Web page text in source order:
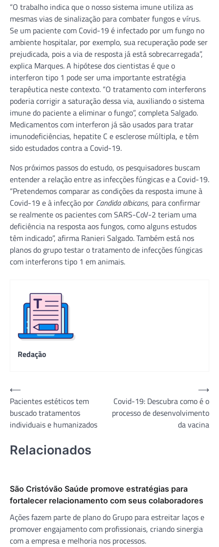
“O trabalho indica que o nosso sistema imune utiliza as
mesmas vias de sinalização para combater fungos e vírus.
Se um paciente com Covid-19 é infectado por um fungo no
ambiente hospitalar, por exemplo, sua recuperação pode ser
prejudicada, pois a via de resposta já está sobrecarregada”,
explica Marques. A hipótese dos cientistas é que o
interferon tipo 1 pode ser uma importante estratégia
terapêutica neste contexto. “O tratamento com interferons
poderia corrigir a saturação dessa via, auxiliando o sistema
imune do paciente a eliminar o fungo”, completa Salgado.
Medicamentos com interferon já são usados para tratar
imunodeficiências, hepatite C e esclerose múltipla, e têm
sido estudados contra a Covid-19.
Nos próximos passos do estudo, os pesquisadores buscam
entender a relação entre as infecções fúngicas e a Covid-19.
“Pretendemos comparar as condições da resposta imune à
Covid-19 e à infecção por Candida albicans, para confirmar
se realmente os pacientes com SARS-CoV-2 teriam uma
deficiência na resposta aos fungos, como alguns estudos
têm indicado”, afirma Ranieri Salgado. Também está nos
planos do grupo testar o tratamento de infecções fúngicas
com interferons tipo 1 em animais.
Redação
Navegação
de
Post
⟵
Pacientes estéticos tem
buscado tratamentos
individuais e humanizados
Covid-19: Descubra como é o
processo de desenvolvimento
da vacina
⟶
Relacionados
São Cristóvão Saúde promove estratégias para
fortalecer relacionamento com seus colaboradores
Ações fazem parte de plano do Grupo para estreitar laços e
promover engajamento com profissionais, criando sinergia
com a empresa e melhoria nos processos.